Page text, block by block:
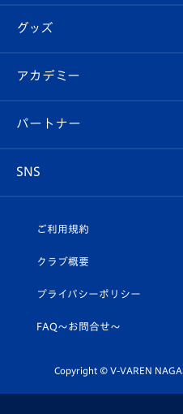
チケット
イベント
メディア
ホームタウン
スタッフプロフィール
マスコット紹介
平和祈念活動
ホームタウン活動
はじめての観戦ガイド
Revive Team
ヴィヴィくんの長崎おもてな
フォトギャラリー
スタジアムグルメ
チケット
V-LOVERS（ファンクラブ）
プレイヤーズスイート
グッズ
オンラインショップ
店舗情報
アカデミー
育成からのお知らせ
U-18
スクール
パートナー
SNS
ヴィヴィくんインスタグラム
公式LINE＠
ご利用規約
クラブ概要
プライバシーポリシー
FAQ〜お問合せ〜
Copyright © V-VAREN